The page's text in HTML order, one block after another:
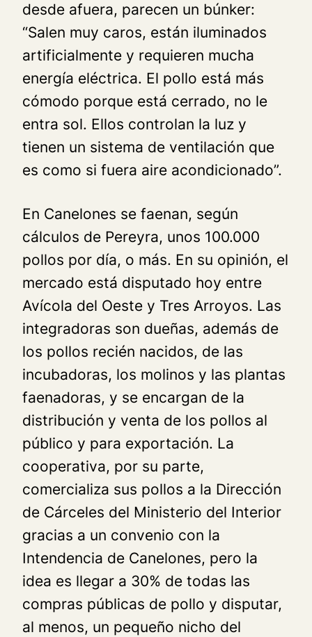
desde afuera, parecen un búnker:
“Salen muy caros, están iluminados
artificialmente y requieren mucha
energía eléctrica. El pollo está más
cómodo porque está cerrado, no le
entra sol. Ellos controlan la luz y
tienen un sistema de ventilación que
es como si fuera aire acondicionado”.
En Canelones se faenan, según
cálculos de Pereyra, unos 100.000
pollos por día, o más. En su opinión, el
mercado está disputado hoy entre
Avícola del Oeste y Tres Arroyos. Las
integradoras son dueñas, además de
los pollos recién nacidos, de las
incubadoras, los molinos y las plantas
faenadoras, y se encargan de la
distribución y venta de los pollos al
público y para exportación. La
cooperativa, por su parte,
comercializa sus pollos a la Dirección
de Cárceles del Ministerio del Interior
gracias a un convenio con la
Intendencia de Canelones, pero la
idea es llegar a 30% de todas las
compras públicas de pollo y disputar,
al menos, un pequeño nicho del